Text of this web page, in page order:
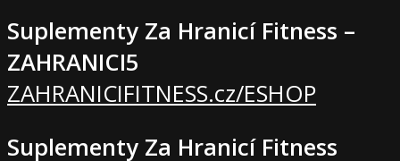
Suplementy Za Hranicí Fitness –
ZAHRANICI5
ZAHRANICIFITNESS.cz/ESHOP
Suplementy Za Hranicí Fitness